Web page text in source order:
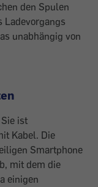
den Spulen
Ladevorgangs
unabhängig von
ist
Kabel. Die
Smartphone
mit dem die
einigen